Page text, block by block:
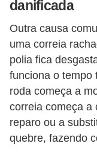
danificada
Outra causa
uma correia
polia fica
funciona o tempo
roda começa a
correia começa a
reparo ou a
quebre, fazendo
s
s
ó
i
o
s
a